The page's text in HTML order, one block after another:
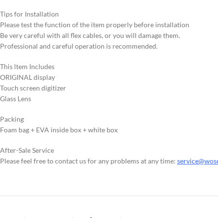
Tips for Installation
Please test the function of the item properly before installation
Be very careful with all flex cables, or you will damage them.
Professional and careful operation is recommended.
This ltem Includes
ORIGINAL display
Touch screen digitizer
Glass Lens
Packing
Foam bag + EVA inside box + white box
After-Sale Service
Please feel free to contact us for any problems at any time: